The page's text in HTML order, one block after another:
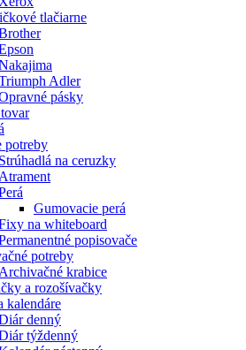
tlačiarne
Adler
pásky
potreby
Strúhadlá na ceruzky
Atrament
Gumovacie perá
na whiteboard
popisovače
potreby
Archivačné krabice
a rozošívačky
kalendáre
denný
týždenný